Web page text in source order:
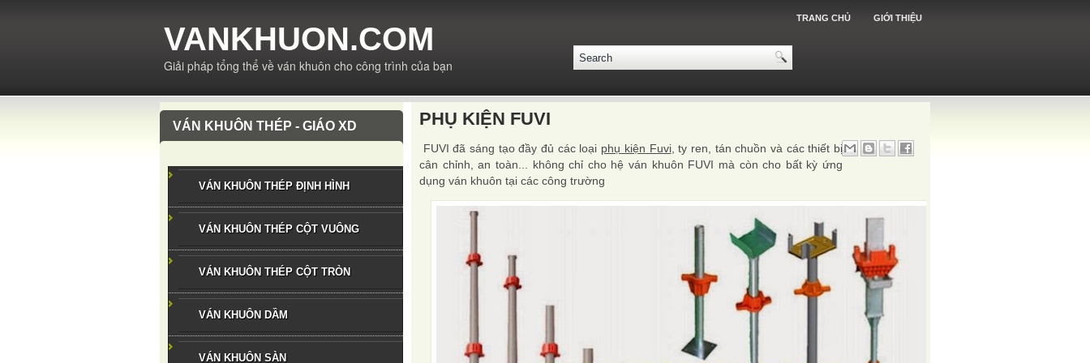
TRANG CHỦ GIỚI THIỆU
VANKHUON.COM
Giải pháp tổng thể về ván khuôn cho công trình của bạn
VÁN KHUÔN THÉP - GIÁO XD
VÁN KHUÔN THÉP ĐỊNH HÌNH
VÁN KHUÔN THÉP CỘT VUÔNG
VÁN KHUÔN THÉP CỘT TRÒN
VÁN KHUÔN DẦM
VÁN KHUÔN SÀN
PHỤ KIỆN FUVI
FUVI đã sáng tạo đầy đủ các loại phụ kiện Fuvi, ty ren, tán chuồn và các thiết bị
cân chỉnh, an toàn... không chỉ cho hệ ván khuôn FUVI mà còn cho bất kỳ ứng
dụng ván khuôn tại các công trường